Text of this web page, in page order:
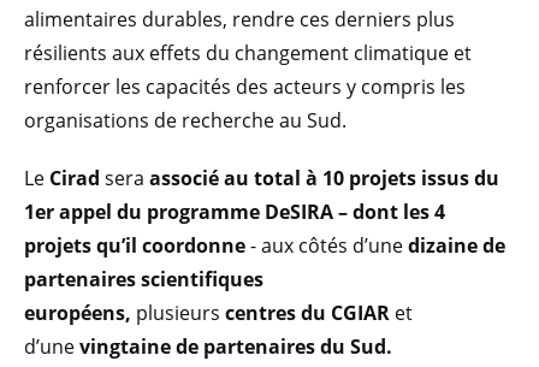
alimentaires durables, rendre ces derniers plus
résilients aux effets du changement climatique et
renforcer les capacités des acteurs y compris les
organisations de recherche au Sud.
Le Cirad sera associé au total à 10 projets issus du
1er appel du programme DeSIRA – dont les 4
projets qu’il coordonne- aux côtés d’unedizaine de
partenaires scientifiques
européens, plusieurs centres du CGIAR et
d’unevingtaine de partenaires du Sud.